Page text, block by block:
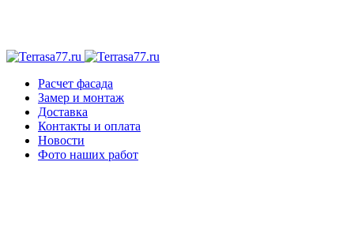
Расчет фасада
Замер и монтаж
Доставка
Контакты и оплата
Новости
Фото наших работ